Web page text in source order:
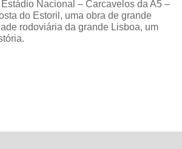
Nacional – Carcavelos da A5 –
do Estoril, uma obra de grande
rodoviária da grande Lisboa, um